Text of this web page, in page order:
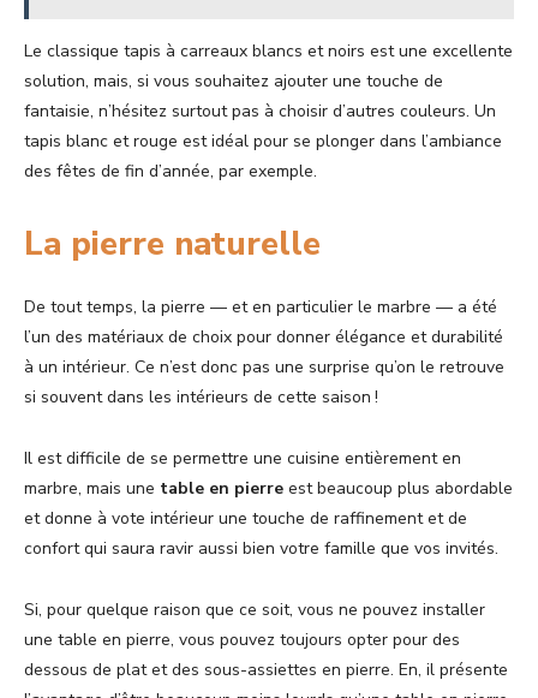
Le classique tapis à carreaux blancs et noirs est une excellente
solution, mais, si vous souhaitez ajouter une touche de
fantaisie, n’hésitez surtout pas à choisir d’autres couleurs. Un
tapis blanc et rouge est idéal pour se plonger dans l’ambiance
des fêtes de fin d’année, par exemple.
La pierre naturelle
De tout temps, la pierre — et en particulier le marbre — a été
l’un des matériaux de choix pour donner élégance et durabilité
à un intérieur. Ce n’est donc pas une surprise qu’on le retrouve
si souvent dans les intérieurs de cette saison !
Il est difficile de se permettre une cuisine entièrement en
marbre, mais une table en pierre est beaucoup plus abordable
et donne à vote intérieur une touche de raffinement et de
confort qui saura ravir aussi bien votre famille que vos invités.
Si, pour quelque raison que ce soit, vous ne pouvez installer
une table en pierre, vous pouvez toujours opter pour des
dessous de plat et des sous-assiettes en pierre. En, il présente